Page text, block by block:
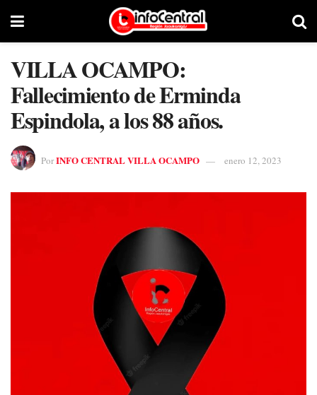
VILLA OCAMPO:
Fallecimiento de Erminda
Espindola, a los 88 años.
PorINFO CENTRAL VILLA OCAMPO enero 12, 2023